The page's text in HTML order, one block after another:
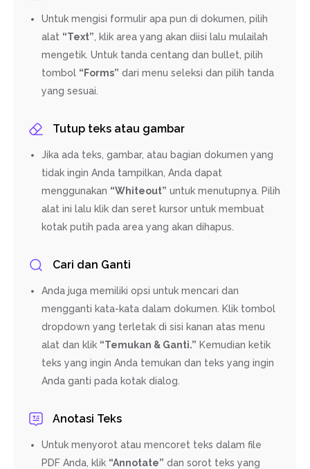
Untuk mengisi formulir apa pun di dokumen, pilih
alat “Text” , klik area yang akan diisi lalu mulailah
mengetik. Untuk tanda centang dan bullet, pilih
tombol “Forms” dari menu seleksi dan pilih tanda
yang sesuai.
Tutup teks atau gambar
Jika ada teks, gambar, atau bagian dokumen yang
tidak ingin Anda tampilkan, Anda dapat
menggunakan “Whiteout” untuk menutupnya. Pilih
alat ini lalu klik dan seret kursor untuk membuat
kotak putih pada area yang akan dihapus.
Cari dan Ganti
Anda juga memiliki opsi untuk mencari dan
mengganti kata-kata dalam dokumen. Klik tombol
dropdown yang terletak di sisi kanan atas menu
alat dan klik “Temukan & Ganti.” Kemudian ketik
teks yang ingin Anda temukan dan teks yang ingin
Anda ganti pada kotak dialog.
Anotasi Teks
Untuk menyorot atau mencoret teks dalam file
PDF Anda, klik “Annotate” dan sorot teks yang